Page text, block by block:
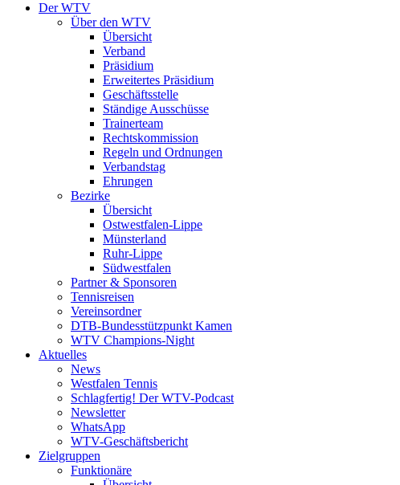
Der WTV
Über den WTV
Übersicht
Verband
Präsidium
Erweitertes Präsidium
Geschäftsstelle
Ständige Ausschüsse
Trainerteam
Rechtskommission
Regeln und Ordnungen
Verbandstag
Ehrungen
Bezirke
Übersicht
Ostwestfalen-Lippe
Münsterland
Ruhr-Lippe
Südwestfalen
Partner & Sponsoren
Tennisreisen
Vereinsordner
DTB-Bundesstützpunkt Kamen
WTV Champions-Night
Aktuelles
News
Westfalen Tennis
Schlagfertig! Der WTV-Podcast
Newsletter
WhatsApp
WTV-Geschäftsbericht
Zielgruppen
Funktionäre